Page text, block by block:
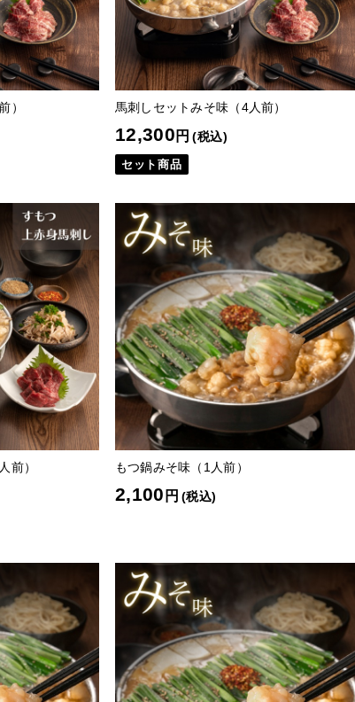
） 馬刺しセットみそ味（4人前）
12,300 円 (税込)
セット商品
前） もつ鍋みそ味（1人前）
2,100 円 (税込)